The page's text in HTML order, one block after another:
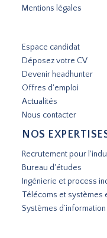
Mentions légales
Espace candidat
Déposez votre CV
Devenir headhunter
Offres d'emploi
Actualités
Nous contacter
NOS
Recrutement pour
Bureau d'études
Ingénierie et process
Télécoms et systèmes
Systèmes